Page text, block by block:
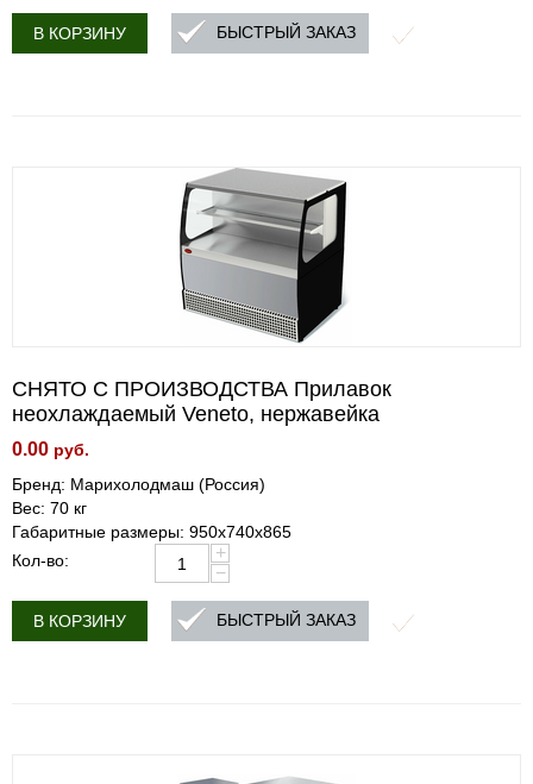
В КОРЗИНУ БЫСТРЫЙ ЗАКАЗ
СНЯТО С ПРОИЗВОДСТВА Прилавок
неохлаждаемый Veneto, нержавейка
0.00 руб.
Бренд: Марихолодмаш (Россия)
Вес: 70 кг
Габаритные размеры: 950х740х865
Кол-во:
+
−
В КОРЗИНУ БЫСТРЫЙ ЗАКАЗ